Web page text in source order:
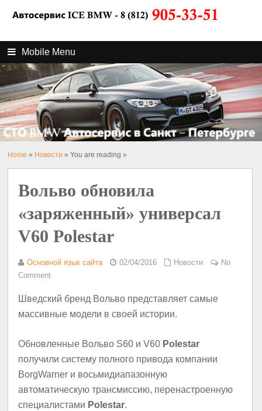
Mobile Menu
Home » Новости » You are reading »
Вольво обновила
«заряженный» универсал
V60 Polestar
Основной язык сайта 02/04/2016 Новости
No
Comment
Шведский бренд Вольво представляет самые
массивные модели в своей истории.
Обновленные Вольво S60 и V60 Polestar
получили систему полного привода компании
BorgWarner и восьмидиапазонную
автоматическую трансмиссию, перенастроенную
специалистами Polestar.